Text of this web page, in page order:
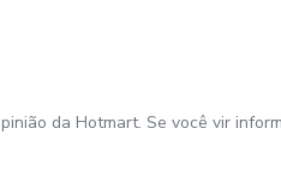
da Hotmart. Se você vir